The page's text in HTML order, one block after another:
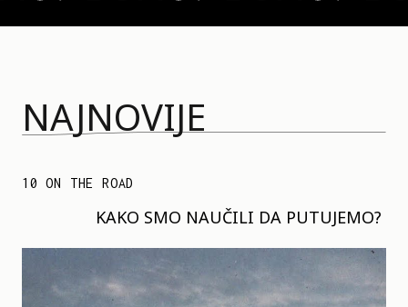
NAJNOVIJE
10 ON THE ROAD
KAKO SMO NAUČILI DA PUTUJEMO?